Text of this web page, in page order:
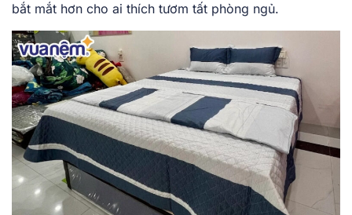
bắt mắt hơn cho ai thích tươm tất phòng ngủ.